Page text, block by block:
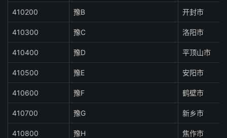
410200 豫B 开封市
410300 豫C 洛阳市
410400 豫D 平顶山市
410500 豫E 安阳市
410600 豫F 鹤壁市
410700 豫G 新乡市
410800 豫H 焦作市